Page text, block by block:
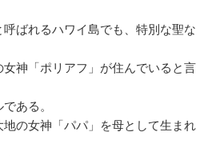
ばれるハワイ島でも、特別な聖な
神「ポリアフ」が住んでいると言
ある。
の女神「パパ」を母として生まれ